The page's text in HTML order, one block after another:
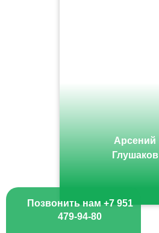
Арсений
Глушаков
Позвонить нам +7 951
479-94-80